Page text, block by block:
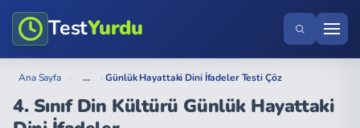
TestYurdu
Ana Sayfa › ... › Günlük Hayattaki Dini İfadeler Testi Çöz
4. Sınıf Din Kültürü Günlük Hayattaki